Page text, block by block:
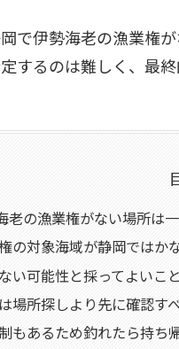
で伊勢海老の漁業権
するのは難しく、最
老の漁業権がない場所は
の対象海域が静岡ではか
い可能性と採ってよいこ
場所探しより先に確認す
もあるため釣れたら持ち